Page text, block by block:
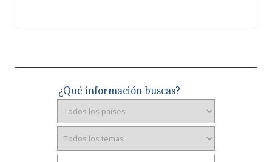
¿Qué información buscas?